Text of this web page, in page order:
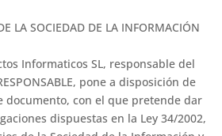
LA SOCIEDAD DE LA INFORMACIÓN
Informaticos SL, responsable del
pone a disposición de
documento, con el que pretende dar
dispuestas en la Ley 34/2002,